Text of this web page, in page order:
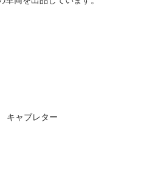
キャブレター